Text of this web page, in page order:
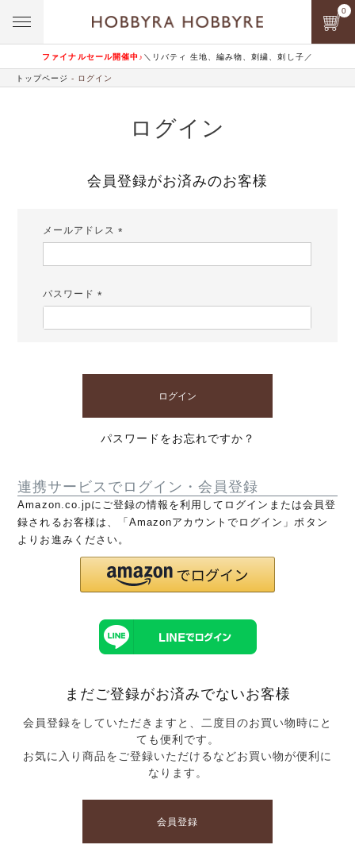
ファイナルセール開催中♪ ＼リバティ 生地、編み物、刺繍、刺し子／
0
トップページ ログイン
ログイン
会員登録がお済みのお客様
メールアドレス
パスワード
ログイン
パスワードをお忘れですか？
連携サービスでログイン・会員登録
Amazon.co.jpにご登録の情報を利用してログインまたは会員登
録されるお客様は、「Amazonアカウントでログイン」ボタン
よりお進みください。
まだご登録がお済みでないお客様
会員登録をしていただきますと、二度目のお買い物時にと
ても便利です。
お気に入り商品をご登録いただけるなどお買い物が便利に
なります。
会員登録